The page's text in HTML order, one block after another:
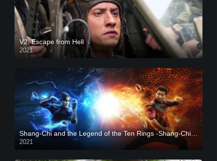
V2. Escape from Hell
2021
Shang-Chi and the Legend of the Ten Rings -Shang-Chi và huyền thoại Thập Luân
2021
CAM